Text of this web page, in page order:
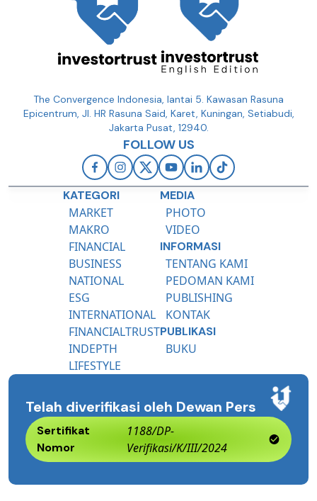
The Convergence Indonesia, lantai 5. Kawasan Rasuna
Epicentrum, Jl. HR Rasuna Said, Karet, Kuningan, Setiabudi,
Jakarta Pusat, 12940.
FOLLOW US
KATEGORI
MARKET
MAKRO
FINANCIAL
BUSINESS
NATIONAL
ESG
INTERNATIONAL
FINANCIALTRUST
INDEPTH
LIFESTYLE
MEDIA
PHOTO
VIDEO
INFORMASI
TENTANG KAMI
PEDOMAN KAMI
PUBLISHING
KONTAK
PUBLIKASI
BUKU
Telah diverifikasi oleh Dewan Pers
Sertifikat
Nomor
1188/DP-
Verifikasi/K/III/2024